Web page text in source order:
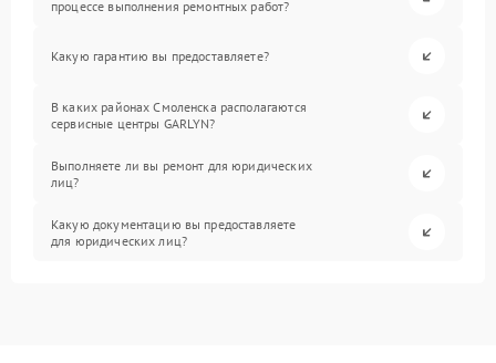
процессе выполнения ремонтных работ?
Какую гарантию вы предоставляете?
В каких районах Смоленска располагаются
сервисные центры GARLYN?
Выполняете ли вы ремонт для юридических
лиц?
Какую документацию вы предоставляете
для юридических лиц?